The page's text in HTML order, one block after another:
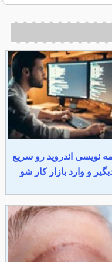
نویسی اندروید رو سریع
و وارد بازار کار شو